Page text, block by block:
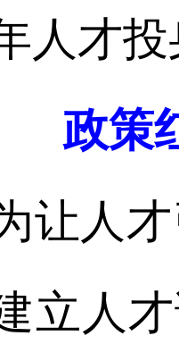
人才
政策
人才
立人